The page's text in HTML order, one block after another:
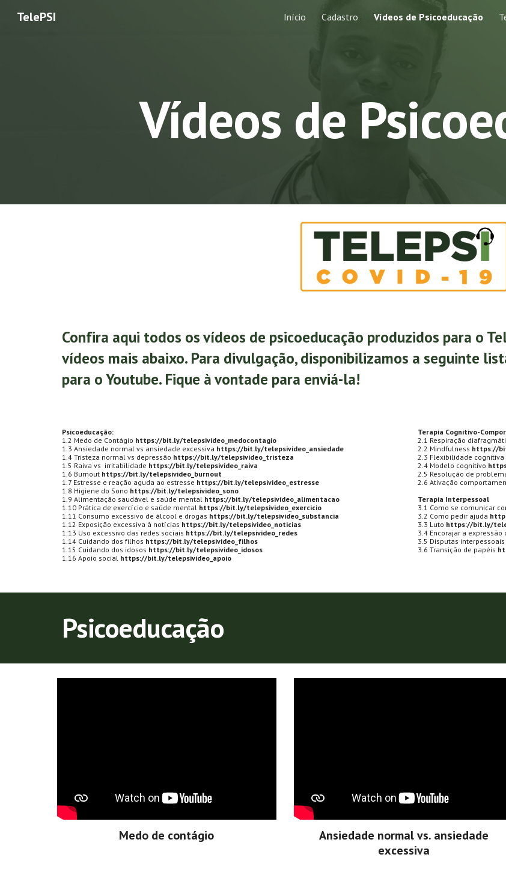
Skip to main content Skip to
TelePSI Início Cadastro Vídeos de Psicoeducação
Vídeos de
Confira aqui todos os vídeos de psicoeducação produzidos para o
vídeos mais abaixo. Para divulgação, disponibilizamos a seguinte
para o Youtube. Fique à vontade para enviá-la!
Psicoeducação:
1.2 Medo de Contágio https://bit.ly/telepsivideo_medocontagio
1.3 Ansiedade normal vs ansiedade excessiva https://bit.ly/telepsivideo_ansiedade
1.4 Tristeza normal vs depressão https://bit.ly/telepsivideo_tristeza
1.5 Raiva vs irritabilidade https://bit.ly/telepsivideo_raiva
1.6 Burnout https://bit.ly/telepsivideo_burnout
1.7 Estresse e reação aguda ao estresse https://bit.ly/telepsivideo_estresse
1.8 Higiene do Sono https://bit.ly/telepsivideo_sono
1.9 Alimentação saudável e saúde mental https://bit.ly/telepsivideo_alimentacao
1.10 Prática de exercício e saúde mental https://bit.ly/telepsivideo_exercicio
1.11 Consumo excessivo de álcool e drogas https://bit.ly/telepsivideo_substancia
1.12 Exposição excessiva à notícias https://bit.ly/telepsivideo_noticias
1.13 Uso excessivo das redes sociais https://bit.ly/telepsivideo_redes
1.14 Cuidando dos filhos https://bit.ly/telepsivideo_filhos
1.15 Cuidando dos idosos https://bit.ly/telepsivideo_idosos
1.16 Apoio social https://bit.ly/telepsivideo_apoio
Terapia Cognitivo-
2.1 Respiração
2.2 Mindfulness https://
2.3 Flexibilidade cognitiva
2.4 Modelo cognitivo
2.5 Resolução de
2.6 Ativação
Terapia Interpessoal
3.1 Como se comunicar
3.2 Como pedir ajuda
3.3 Luto https://bit.ly/
3.4 Encorajar a expressão
3.5 Disputas interpessoais
3.6 Transição de papéis
Psicoeducação
Medo de contágio
Ansiedade normal vs. ansiedade
excessiva